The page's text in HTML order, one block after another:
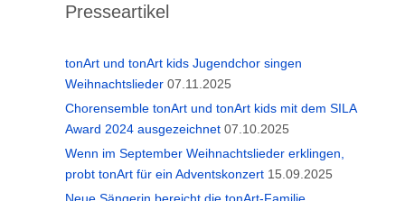
Presseartikel
tonArt und tonArt kids Jugendchor singen
Weihnachtslieder 07.11.2025
Chorensemble tonArt und tonArt kids mit dem SILA
Award 2024 ausgezeichnet 07.10.2025
Wenn im September Weihnachtslieder erklingen,
probt tonArt für ein Adventskonzert 15.09.2025